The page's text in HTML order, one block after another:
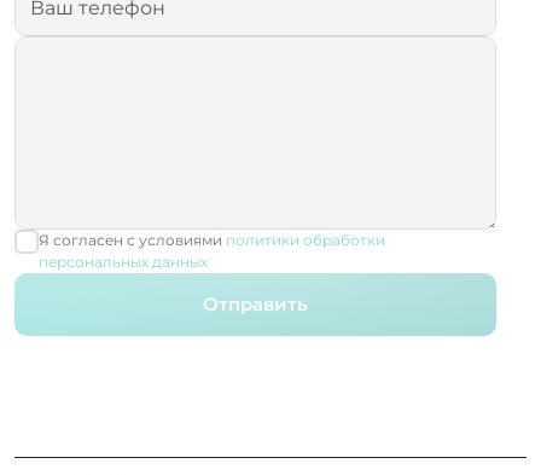
Я согласен с условиями политики обработки
персональных данных
Отправить